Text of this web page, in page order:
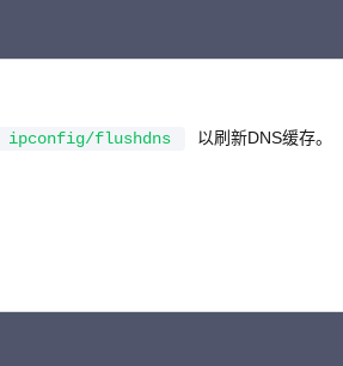
ipconfig/flushdns 以刷新DNS缓存。